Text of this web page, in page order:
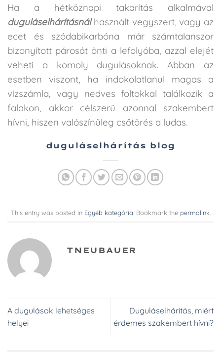
Ha a hétköznapi takarítás alkalmával
duguláselhárításnálhasznált vegyszert, vagy az
ecet és szódabikarbóna már számtalanszor
bizonyított párosát önti a lefolyóba, azzal elejét
veheti a komoly dugulásoknak. Abban az
esetben viszont, ha indokolatlanul magas a
vízszámla, vagy nedves foltokkal találkozik a
falakon, akkor célszerű azonnal szakembert
hívni, hiszen valószínűleg csőtörés a ludas.
duguláselhárítás blog
This entry was posted in Egyéb kategória . Bookmark the permalink
TNEUBAUER
A dugulások lehetséges
helyei
Duguláselhárítás, miért
érdemes szakembert hívni?